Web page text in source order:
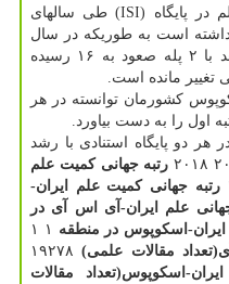
رتبه ایران در زمینه كمیت تولید علم در پایگاه (ISI) طی سالهای
رشد داشته است به طوریكه در سال
۲۰۱۶ رتبه ۱۸ بوده و در ۲ سال بعد با ۲ پله صعود به ۱۶ رسیده
تغییر مانده است.
كشورمان توانسته در هر
هر دو پایگاه استنادی با رشد
رتبه جهانی كمیت علم
رتبه جهانی كمیت علم ایران-
علم ایران-آی اس آی در
اسكوپوس در منطقه
۱ ۱
مقالات علمی) ۱۹۲۷۸
اسكوپوس(تعداد مقالات